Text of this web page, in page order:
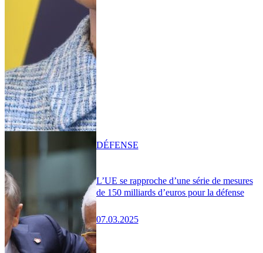
L’UE se rapproche d’une série de mesures
de 150 milliards d’euros pour la défense
07.03.2025
DÉFENSE